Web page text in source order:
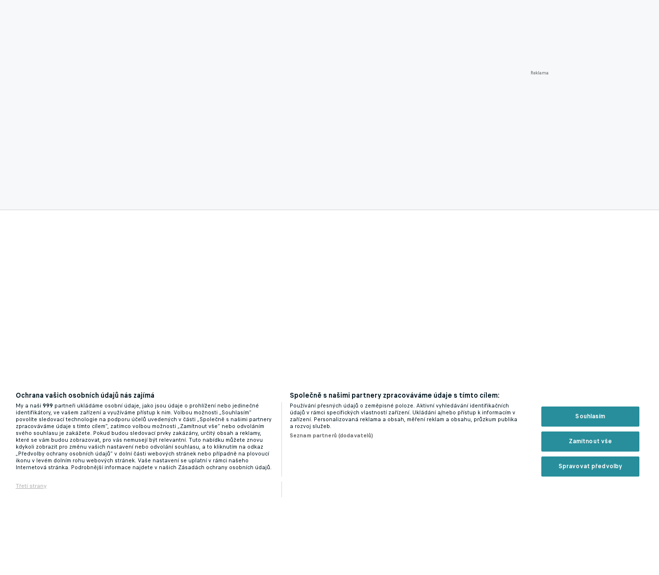
Reklama
Ochrana vašich osobních údajů nás zajímá
My a naši 999 partneři ukládáme osobní údaje, jako jsou údaje o prohlížení nebo jedinečné
identifikátory, ve vašem zařízení a využíváme přístup k nim. Volbou možnosti „Souhlasím“
povolíte sledovací technologie na podporu účelů uvedených v části „Společně s našimi partnery
zpracováváme údaje s tímto cílem“, zatímco volbou možnosti „Zamítnout vše“ nebo odvoláním
svého souhlasu je zakážete. Pokud budou sledovací prvky zakázány, určitý obsah a reklamy,
které se vám budou zobrazovat, pro vás nemusejí být relevantní. Tuto nabídku můžete znovu
kdykoli zobrazit pro změnu vašich nastavení nebo odvolání souhlasu, a to kliknutím na odkaz
„Předvolby ochrany osobních údajů“ v dolní části webových stránek nebo případně na plovoucí
ikonu v levém dolním rohu webových stránek. Vaše nastavení se uplatní v rámci našeho
Internetová stránka. Podrobnější informace najdete v našich Zásadách ochrany osobních údajů.
Třetí strany
Společně s našimi partnery zpracováváme údaje s tímto cílem:
Používání přesných údajů o zeměpisné poloze. Aktivní vyhledávání identifikačních
údajů v rámci specifických vlastností zařízení. Ukládání a/nebo přístup k informacím v
zařízení. Personalizovaná reklama a obsah, měření reklam a obsahu, průzkum publika
a rozvoj služeb.
Seznam partnerů (dodavatelů)
Souhlasím
Zamítnout vše
Spravovat předvolby